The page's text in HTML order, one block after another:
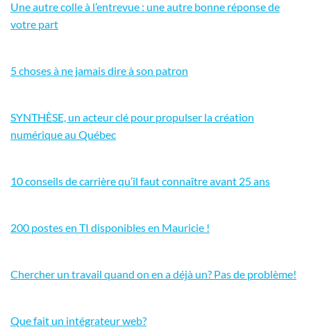
Une autre colle à l’entrevue : une autre bonne réponse de
votre part
5 choses à ne jamais dire à son patron
SYNTHÈSE, un acteur clé pour propulser la création
numérique au Québec
10 conseils de carrière qu’il faut connaître avant 25 ans
200 postes en TI disponibles en Mauricie !
Chercher un travail quand on en a déjà un? Pas de problème!
Que fait un intégrateur web?